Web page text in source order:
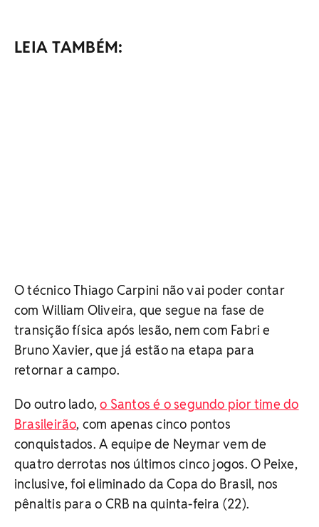
LEIA TAMBÉM:
O técnico Thiago Carpini não vai poder contar
com William Oliveira, que segue na fase de
transição física após lesão, nem com Fabri e
Bruno Xavier, que já estão na etapa para
retornar a campo.
Do outro lado,o Santos é o segundo pior time do
Brasileirão, com apenas cinco pontos
conquistados. A equipe de Neymar vem de
quatro derrotas nos últimos cinco jogos. O Peixe,
inclusive, foi eliminado da Copa do Brasil, nos
pênaltis para o CRB na quinta-feira (22).